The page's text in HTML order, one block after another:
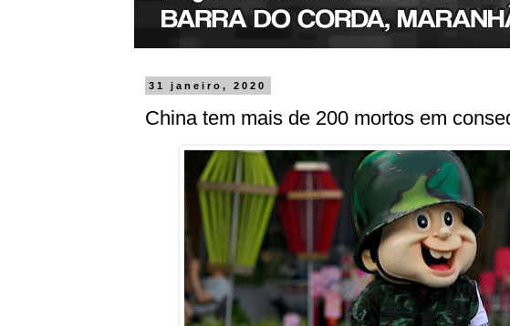
31 janeiro, 2020
China tem mais de 200 mortos em